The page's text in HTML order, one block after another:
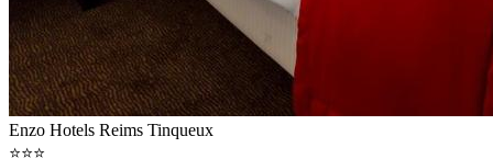
Enzo Hotels Reims Tinqueux
⭐⭐⭐